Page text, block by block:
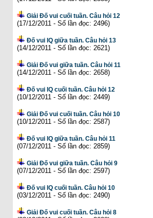
Giải Đố vui cuối tuần. Câu hỏi 12
(17/12/2011 - Số lần đọc: 2496)
Đố vui IQ giữa tuần. Câu hỏi 13
(14/12/2011 - Số lần đọc: 2621)
Giải Đố vui giữa tuần. Câu hỏi 11
(14/12/2011 - Số lần đọc: 2658)
Đố vui IQ cuối tuần. Câu hỏi 12
(10/12/2011 - Số lần đọc: 2449)
Giải Đố vui cuối tuần. Câu hỏi 10
(10/12/2011 - Số lần đọc: 2587)
Đố vui IQ giữa tuần. Câu hỏi 11
(07/12/2011 - Số lần đọc: 2859)
Giải Đố vui giữa tuần. Câu hỏi 9
(07/12/2011 - Số lần đọc: 2597)
Đố vui IQ cuối tuần. Câu hỏi 10
(03/12/2011 - Số lần đọc: 2490)
Giải Đố vui cuối tuần. Câu hỏi 8